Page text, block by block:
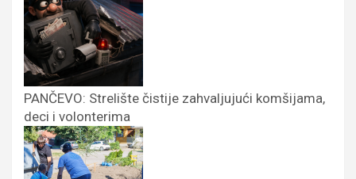
PANČEVO: Strelište čistije zahvaljujući komšijama,
deci i volonterima